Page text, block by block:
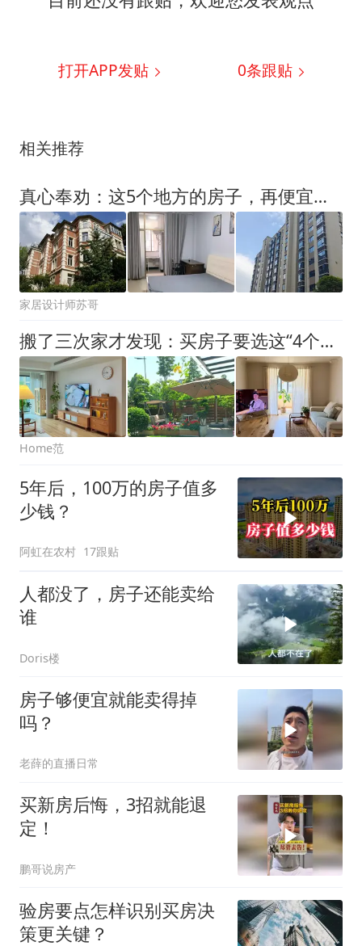
打开APP发贴 0条跟贴
相关推荐
真心奉劝：这5个地方的房子，再便宜也是“不动产”，谁住谁难受
家居设计师苏哥
搬了三次家才发现：买房子要选这“4个楼层”，越住越舒服
Home范
5年后，100万的房子值多
少钱？
阿虹在农村 17跟贴
人都没了，房子还能卖给
谁
Doris楼
房子够便宜就能卖得掉
吗？
老薛的直播日常
买新房后悔，3招就能退
定！
鹏哥说房产
验房要点怎样识别买房决
策更关键？